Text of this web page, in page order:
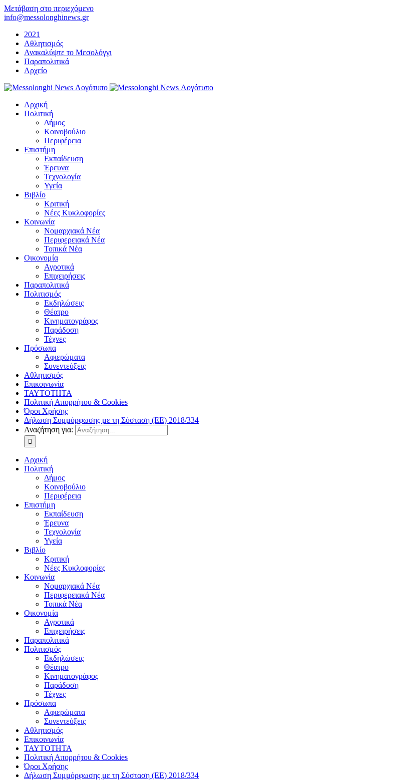
Μετάβαση στο περιεχόμενο
info@messolonghinews.gr
2021
Αθλητισμός
Ανακαλύψτε το Μεσολόγγι
Παραπολιτικά
Αρχείο
Αρχική
Πολιτική
Δήμος
Κοινοβούλιο
Περιφέρεια
Επιστήμη
Εκπαίδευση
Έρευνα
Τεχνολογία
Υγεία
Βιβλίο
Κριτική
Νέες Κυκλοφορίες
Κοινωνία
Νομαρχιακά Νέα
Περιφερειακά Νέα
Τοπικά Νέα
Οικονομία
Αγροτικά
Επιχειρήσεις
Παραπολιτικά
Πολιτισμός
Εκδηλώσεις
Θέατρο
Κινηματογράφος
Παράδοση
Τέχνες
Πρόσωπα
Αφιερώματα
Συνεντεύξεις
Αθλητισμός
Επικοινωνία
ΤΑΥΤΟΤΗΤΑ
Πολιτική Απορρήτου & Cookies
Όροι Χρήσης
Δήλωση Συμμόρφωσης με τη Σύσταση (ΕΕ) 2018/334
Αναζήτηση για:
Αρχική
Πολιτική
Δήμος
Κοινοβούλιο
Περιφέρεια
Επιστήμη
Εκπαίδευση
Έρευνα
Τεχνολογία
Υγεία
Βιβλίο
Κριτική
Νέες Κυκλοφορίες
Κοινωνία
Νομαρχιακά Νέα
Περιφερειακά Νέα
Τοπικά Νέα
Οικονομία
Αγροτικά
Επιχειρήσεις
Παραπολιτικά
Πολιτισμός
Εκδηλώσεις
Θέατρο
Κινηματογράφος
Παράδοση
Τέχνες
Πρόσωπα
Αφιερώματα
Συνεντεύξεις
Αθλητισμός
Επικοινωνία
ΤΑΥΤΟΤΗΤΑ
Πολιτική Απορρήτου & Cookies
Όροι Χρήσης
Δήλωση Συμμόρφωσης με τη Σύσταση (ΕΕ) 2018/334